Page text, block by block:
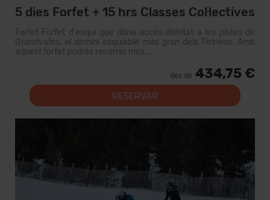
5 dies Forfet + 15 hrs Classes Col·lectives
Forfet Forfet d'esquí que dóna accés il·limitat a les pistes de
Grandvalira, el domini esquiable més gran dels Pirineus. Amb
aquest forfet podràs recórrer més...
des de 434,75 €
RESERVAR